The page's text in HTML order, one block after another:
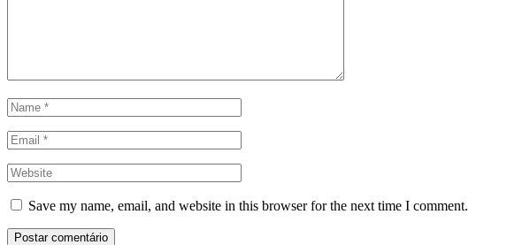
Save my name, email, and website in this browser for the next time I comment.